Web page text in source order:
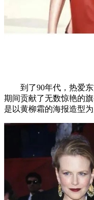
到了90年代，热爱东
期间贡献了无数惊艳的
是以黄柳霜的海报造型为